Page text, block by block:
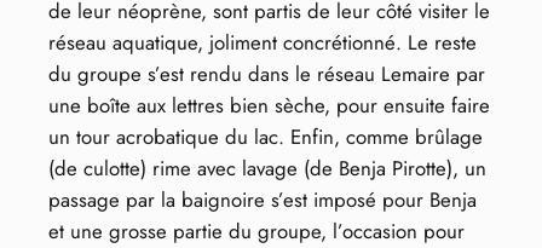
de leur néoprène, sont partis de leur côté visiter le
réseau aquatique, joliment concrétionné. Le reste
du groupe s’est rendu dans le réseau Lemaire par
une boîte aux lettres bien sèche, pour ensuite faire
un tour acrobatique du lac. Enfin, comme brûlage
(de culotte) rime avec lavage (de Benja Pirotte), un
passage par la baignoire s’est imposé pour Benja
et une grosse partie du groupe, l’occasion pour